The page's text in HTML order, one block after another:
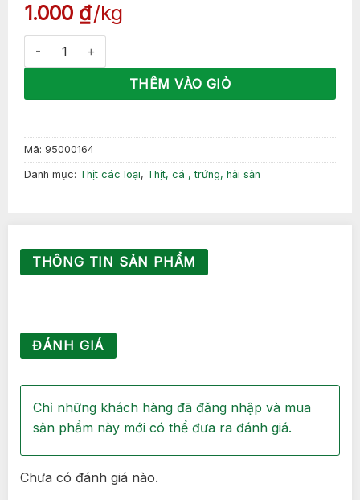
1.000 ₫ kg
Thịt giò heo không xương số lượng
THÊM VÀO GIỎ
Mã: 95000164
Danh mục: Thịt các loại, Thịt, cá , trứng, hải sản
ĐÁNH GIÁ
Chưa có đánh giá nào.
Chỉ những khách hàng đã đăng nhập và mua
sản phẩm này mới có thể đưa ra đánh giá.
THÔNG TIN SẢN PHẨM